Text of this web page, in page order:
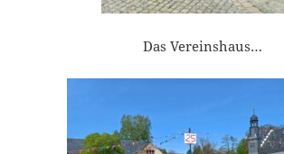
Das Vereinshaus…